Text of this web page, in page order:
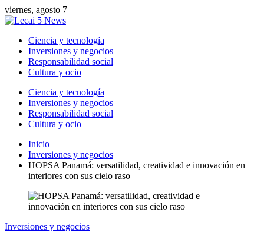
viernes, agosto 7
Ciencia y tecnología
Inversiones y negocios
Responsabilidad social
Cultura y ocio
Ciencia y tecnología
Inversiones y negocios
Responsabilidad social
Cultura y ocio
Inicio
Inversiones y negocios
HOPSA Panamá: versatilidad, creatividad e innovación en
interiores con sus cielo raso
Inversiones y negocios